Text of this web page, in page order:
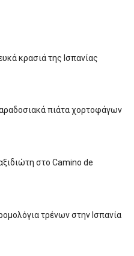
κρασιά της Ισπανίας
πιάτα χορτοφάγων
στο Camino de
τρένων στην Ισπανία